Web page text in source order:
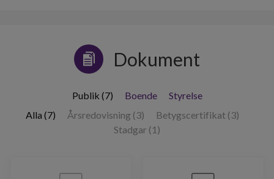
Dokument
Publik (7) Boende
Styrelse
Alla (7)
Årsredovisning (3)
Betygscertifikat (3)
Stadgar (1)